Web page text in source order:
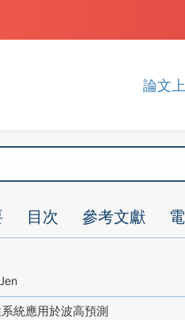
論文
目次 參考文獻
統應用於波高預測